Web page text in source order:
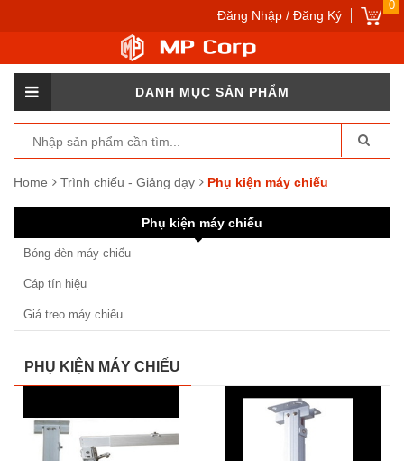
0
Đăng Nhập / Đăng Ký
DANH MỤC SẢN PHẨM
Home Trình chiếu - Giảng dạy Phụ kiện máy chiếu
Phụ kiện máy chiếu
Bóng đèn máy chiếu
Cáp tín hiệu
Giá treo máy chiếu
PHỤ KIỆN MÁY CHIẾU